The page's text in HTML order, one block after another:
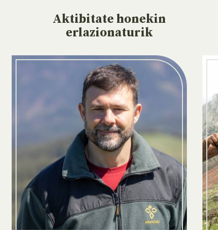
Aktibitate honekin
erlazionaturik